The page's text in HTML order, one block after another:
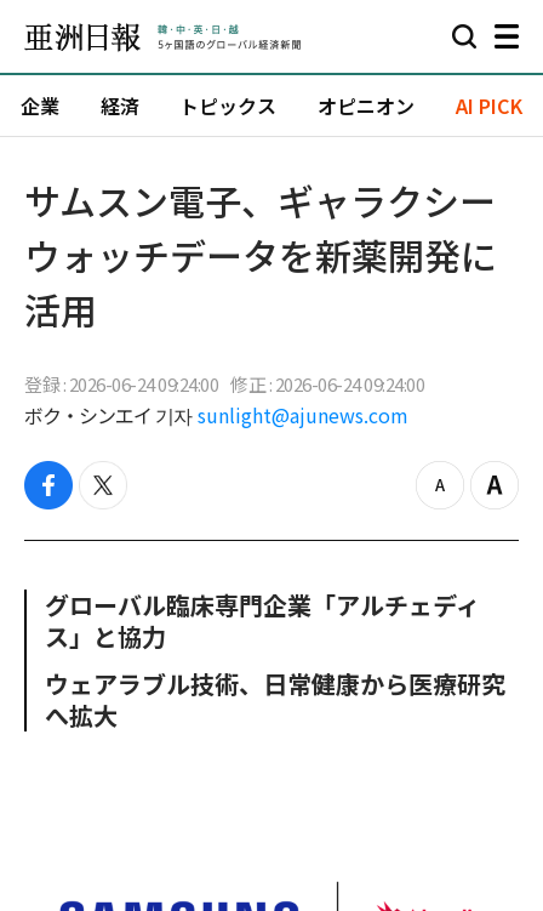
企業 経済 トピックス オピニオン AI PICK
サムスン電子、ギャラクシー
ウォッチデータを新薬開発に
活用
登録 : 2026-06-24 09:24:00 修正 : 2026-06-24 09:24:00
ボク・シンエイ 기자 sunlight@ajunews.com
f
c
o
o
t
i
e
r
z
o
u
Z
o
グローバル臨床専門企業「アルチェディ
ス」と協力
ウェアラブル技術、日常健康から医療研究
へ拡大